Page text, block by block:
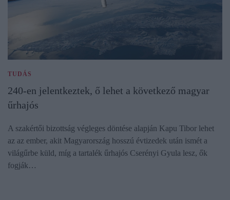
TUDÁS
240-en jelentkeztek, ő lehet a következő magyar
űrhajós
A szakértői bizottság végleges döntése alapján Kapu Tibor lehet
az az ember, akit Magyarország hosszú évtizedek után ismét a
világűrbe küld, míg a tartalék űrhajós Cserényi Gyula lesz, ők
fogják…